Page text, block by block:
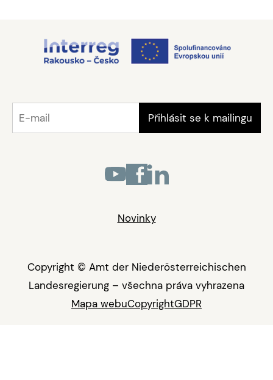
Novinky
Copyright © Amt der Niederösterreichischen
Landesregierung – všechna práva vyhrazena
Mapa webuCopyrightGDPR